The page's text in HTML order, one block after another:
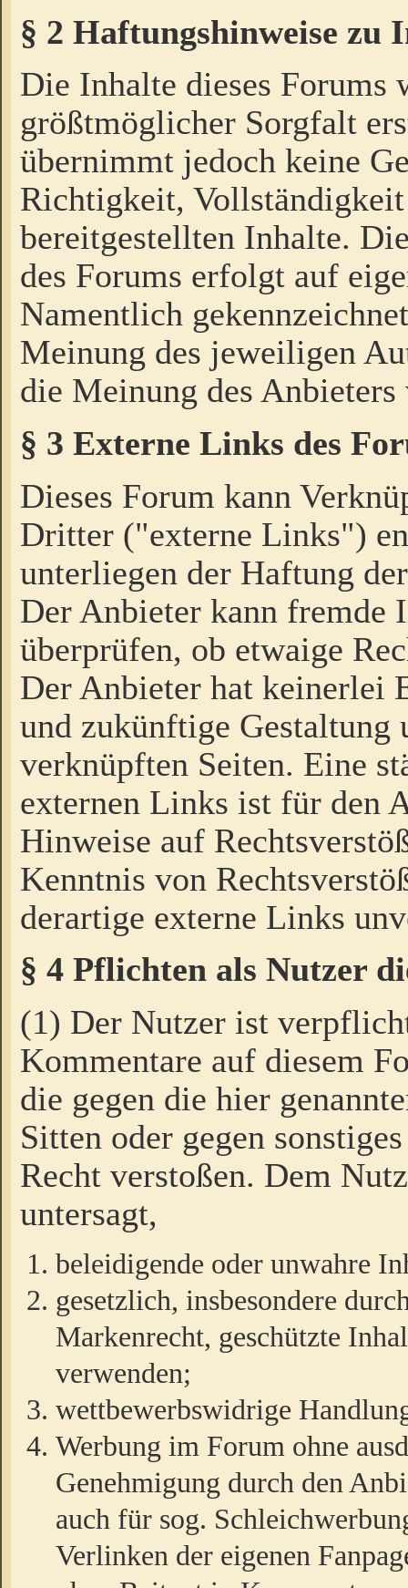
§ 2 Haftungshinweise zu
Die Inhalte dieses Forums
größtmöglicher Sorgfalt
übernimmt jedoch keine
Richtigkeit,
bereitgestellten Inhalte.
des Forums erfolgt auf
Namentlich
Meinung des jeweiligen
die Meinung des Anbieters
§ 3 Externe Links des
Dieses Forum kann
Dritter ("externe Links")
unterliegen der Haftung
Der Anbieter kann fremde
überprüfen, ob etwaige
Der Anbieter hat keinerlei
und zukünftige Gestaltung
verknüpften Seiten. Eine
externen Links ist für den
Hinweise auf
Kenntnis von
derartige externe Links
§ 4 Pflichten als Nutzer
(1) Der Nutzer ist
Kommentare auf diesem
die gegen die hier
Sitten oder gegen
Recht verstoßen. Dem
untersagt,
beleidigende oder unwahre
gesetzlich, insbesondere
Markenrecht, geschützte
verwenden;
wettbewerbswidrige
Werbung im Forum ohne
Genehmigung durch den
auch für sog.
Verlinken der eigenen